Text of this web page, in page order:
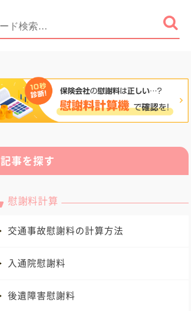
記事を探す
慰謝料計算
交通事故慰謝料の計算方法
入通院慰謝料
後遺障害慰謝料